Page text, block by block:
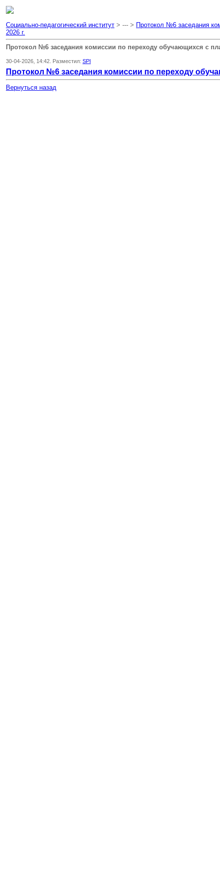
Социально-педагогический институт > --- > Протокол №6 заседания
2026 г.
Протокол №6 заседания комиссии по переходу обучающихся с
30-04-2026, 14:42. Разместил: SPI
Протокол №6 заседания комиссии по переходу
Вернуться назад